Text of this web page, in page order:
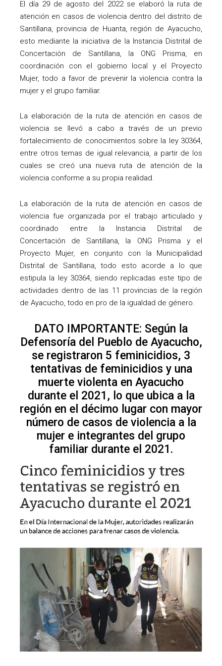
El día 29 de agosto del 2022 se elaboró la ruta de
atención en casos de violencia dentro del distrito de
Santillana, provincia de Huanta, región de Ayacucho,
esto mediante la iniciativa de la Instancia Distrital de
Concertación de Santillana, la ONG Prisma, en
coordinación con el gobierno local y el Proyecto
Mujer, todo a favor de prevenir la violencia contra la
mujer y el grupo familiar.
La elaboración de la ruta de atención en casos de
violencia se llevó a cabo a través de un previo
fortalecimiento de conocimientos sobre la ley 30364,
entre otros temas de igual relevancia, a partir de los
cuales se creó una nueva ruta de atención de la
violencia conforme a su propia realidad.
La elaboración de la ruta de atención en casos de
violencia fue organizada por el trabajo articulado y
coordinado entre la Instancia Distrital de
Concertación de Santillana, la ONG Prisma y el
Proyecto Mujer, en conjunto con la Municipalidad
Distrital de Santillana, todo esto acorde a lo que
estipula la ley 30364, siendo replicadas este tipo de
actividades dentro de las 11 provincias de la región
de Ayacucho, todo en pro de la igualdad de género.
DATO IMPORTANTE: Según la
Defensoría del Pueblo de Ayacucho,
se registraron 5 feminicidios, 3
tentativas de feminicidios y una
muerte violenta en Ayacucho
durante el 2021, lo que ubica a la
región en el décimo lugar con mayor
número de casos de violencia a la
mujer e integrantes del grupo
familiar durante el 2021.